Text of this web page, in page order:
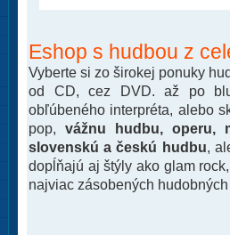
Eshop s hudbou z
Vyberte si zo širokej ponuky
od CD, cez DVD. až po
obľúbeného interpréta, alebo
pop, vážnu hudbu, operu,
slovenskú a českú hudbu ,
dopĺňajú aj štýly ako glam
najviac zásobených